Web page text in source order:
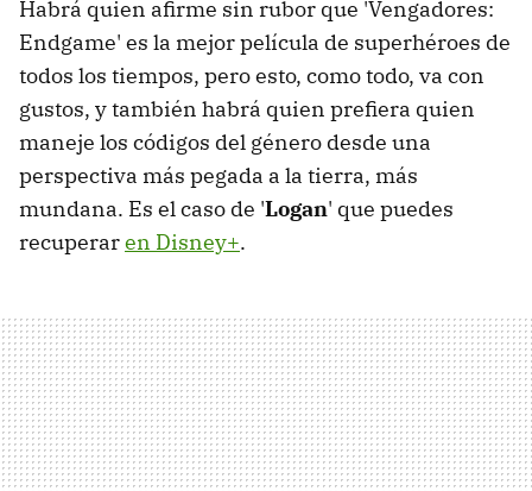
Habrá quien afirme sin rubor que 'Vengadores:
Endgame' es la mejor película de superhéroes de
todos los tiempos, pero esto, como todo, va con
gustos, y también habrá quien prefiera quien
maneje los códigos del género desde una
perspectiva más pegada a la tierra, más
mundana. Es el caso de 'Logan' que puedes
recuperaren Disney+.